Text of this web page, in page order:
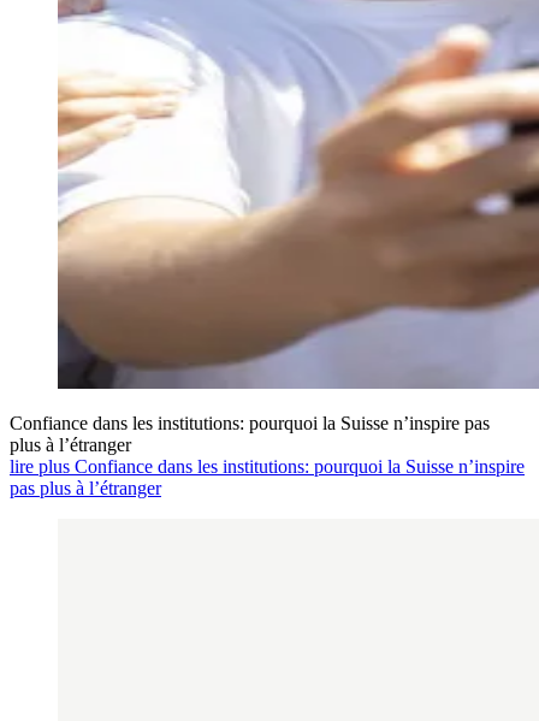
Confiance dans les institutions: pourquoi la Suisse n’inspire pas
plus à l’étranger
lire plus Confiance dans les institutions: pourquoi la Suisse n’inspire
pas plus à l’étranger